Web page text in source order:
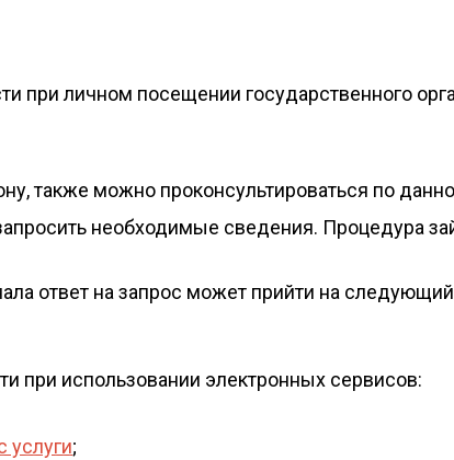
при личном посещении государственного
также можно проконсультироваться по
необходимые сведения. Процедура
ответ на запрос может прийти на
при использовании электронных сервисов:
услуги;